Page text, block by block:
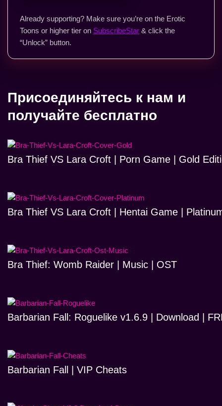
Already supporting? Make sure you’re on the Erotic
Toons or higher tier on SubscribeStar & click the
“Unlock” button.
Присоединяйтесь к нам и
получайте бесплатно
Bra Thief VS Lara Croft | Porn Game | Gold
Bra Thief VS Lara Croft | Hentai Game |
Bra Thief: Womb Raider | Music | OST
Barbarian Fall: Roguelike v1.6.9 | Download |
Barbarian Fall | VIP Cheats